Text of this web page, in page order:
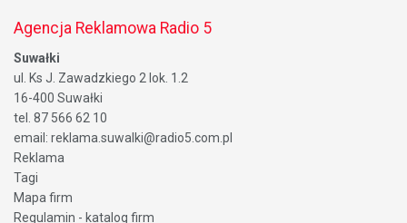
Agencja Reklamowa Radio 5
Suwałki
ul. Ks J. Zawadzkiego 2 lok. 1.2
16-400 Suwałki
tel. 87 566 62 10
email: reklama.suwalki@radio5.com.pl
Reklama
Tagi
Mapa firm
Regulamin - katalog firm